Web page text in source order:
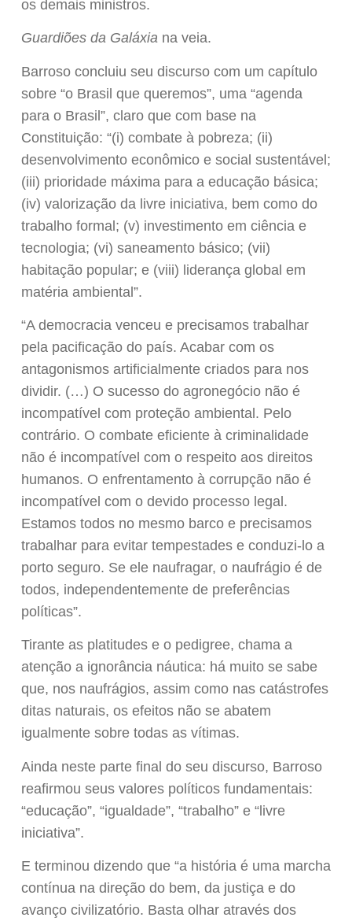
os demais ministros.
Guardiões da Galáxiana veia.
Barroso concluiu seu discurso com um capítulo
sobre “o Brasil que queremos”, uma “agenda
para o Brasil”, claro que com base na
Constituição: “(i) combate à pobreza; (ii)
desenvolvimento econômico e social sustentável;
(iii) prioridade máxima para a educação básica;
(iv) valorização da livre iniciativa, bem como do
trabalho formal; (v) investimento em ciência e
tecnologia; (vi) saneamento básico; (vii)
habitação popular; e (viii) liderança global em
matéria ambiental”.
“A democracia venceu e precisamos trabalhar
pela pacificação do país. Acabar com os
antagonismos artificialmente criados para nos
dividir. (…) O sucesso do agronegócio não é
incompatível com proteção ambiental. Pelo
contrário. O combate eficiente à criminalidade
não é incompatível com o respeito aos direitos
humanos. O enfrentamento à corrupção não é
incompatível com o devido processo legal.
Estamos todos no mesmo barco e precisamos
trabalhar para evitar tempestades e conduzi-lo a
porto seguro. Se ele naufragar, o naufrágio é de
todos, independentemente de preferências
políticas”.
Tirante as platitudes e o pedigree, chama a
atenção a ignorância náutica: há muito se sabe
que, nos naufrágios, assim como nas catástrofes
ditas naturais, os efeitos não se abatem
igualmente sobre todas as vítimas.
Ainda neste parte final do seu discurso, Barroso
reafirmou seus valores políticos fundamentais:
“educação”, “igualdade”, “trabalho” e “livre
iniciativa”.
E terminou dizendo que “a história é uma marcha
contínua na direção do bem, da justiça e do
avanço civilizatório. Basta olhar através dos